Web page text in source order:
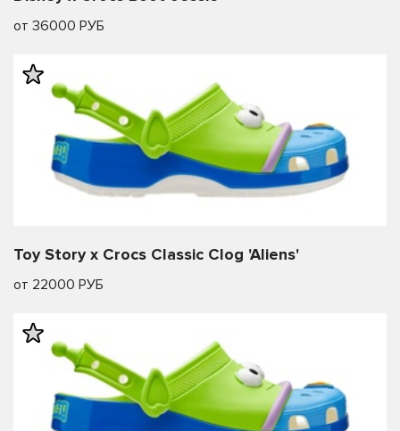
от 36000 РУБ
Toy Story x Crocs Classic Clog 'Aliens'
от 22000 РУБ